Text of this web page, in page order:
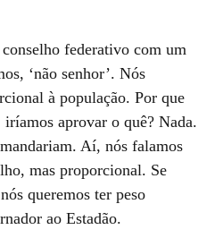
federativo com um
‘não senhor’. Nós
à população. Por que
aprovar o quê? Nada.
Aí, nós falamos
mas proporcional. Se
queremos ter peso
ao Estadão.